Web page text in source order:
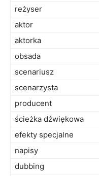
reżyser
aktor
aktorka
obsada
scenariusz
scenarzysta
producent
ścieżka dźwiękowa
efekty specjalne
napisy
dubbing